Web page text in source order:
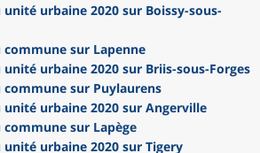
unité urbaine 2020 sur Boissy-sous-
commune sur Lapenne
unité urbaine 2020 sur Briis-sous-Forges
commune sur Puylaurens
unité urbaine 2020 sur Angerville
commune sur Lapège
unité urbaine 2020 sur Tigery